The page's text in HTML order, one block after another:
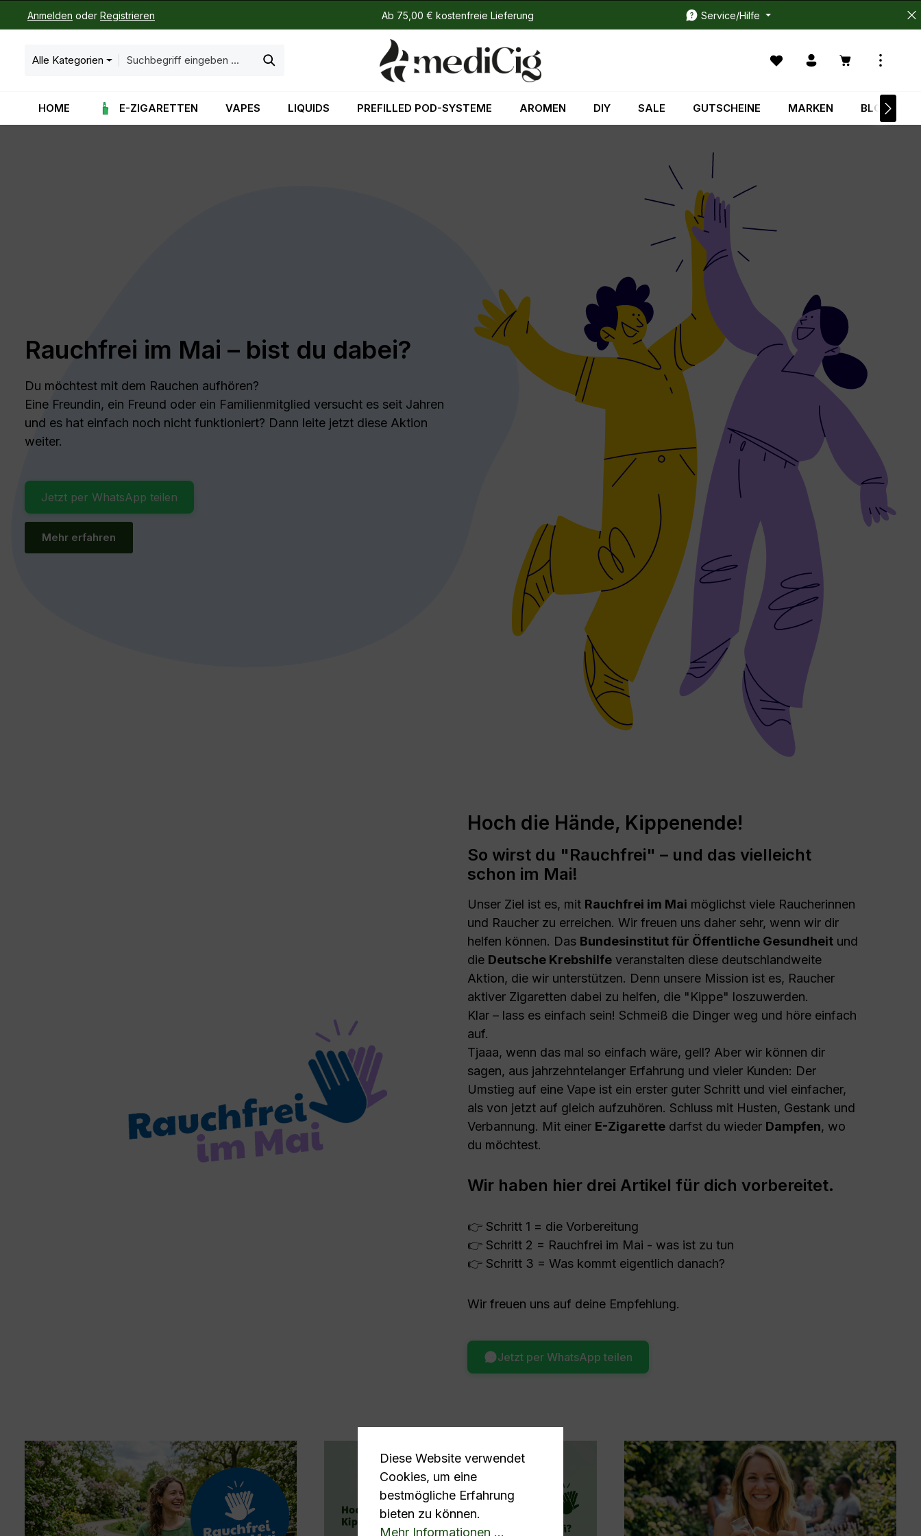
Hauptinhalt springen
Zur Suche springen
Zur Hauptnavigation springen
Anmelden oder Registrieren Ab 75,00 € kostenfreie Lieferung Service/Hilfe
Alle Kategorien
Du hast 0 Produkte auf dem
Warenkorb
HOME E-ZIGARETTEN VAPES LIQUIDS PREFILLED POD-SYSTEME AROMEN DIY SALE GUTSCHEINE MARKEN BLOG
Rauchfrei im Mai – bist du dabei?
Du möchtest mit dem Rauchen aufhören?
Eine Freundin, ein Freund oder ein Familienmitglied versucht es seit Jahren
und es hat einfach noch nicht funktioniert? Dann leite jetzt diese Aktion
weiter.
Jetzt per WhatsApp teilen
Mehr erfahren
Hoch die Hände, Kippenende!
So wirst du "Rauchfrei" – und das vielleicht
schon im Mai!
Unser Ziel ist es, mit Rauchfrei im Mai möglichst viele Raucherinnen
und Raucher zu erreichen. Wir freuen uns daher sehr, wenn wir dir
helfen können. Das Bundesinstitut für Öffentliche Gesundheit und
die Deutsche Krebshilfe veranstalten diese deutschlandweite
Aktion, die wir unterstützen. Denn unsere Mission ist es, Raucher
aktiver Zigaretten dabei zu helfen, die "Kippe" loszuwerden.
Klar – lass es einfach sein! Schmeiß die Dinger weg und höre einfach
auf.
Tjaaa, wenn das mal so einfach wäre, gell? Aber wir können dir
sagen, aus jahrzehntelanger Erfahrung und vieler Kunden: Der
Umstieg auf eine Vape ist ein erster guter Schritt und viel einfacher,
als von jetzt auf gleich aufzuhören. Schluss mit Husten, Gestank und
Verbannung. Mit einer E-Zigarette darfst du wieder Dampfen, wo
du möchtest.
Wir haben hier drei Artikel für dich vorbereitet.
👉 Schritt 1 = die Vorbereitung
👉 Schritt 2 = Rauchfrei im Mai - was ist zu tun
👉 Schritt 3 = Was kommt eigentlich danach?
Wir freuen uns auf deine Empfehlung.
Jetzt per WhatsApp teilen
Diese Website verwendet
Cookies, um eine
bestmögliche Erfahrung
bieten zu können.
Mehr Informationen ...